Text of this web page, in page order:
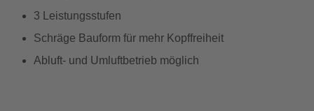
3 Leistungsstufen
Schräge Bauform für mehr Kopffreiheit
Abluft- und Umluftbetrieb möglich